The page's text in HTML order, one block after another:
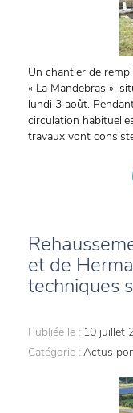
Un chantier de
« La Mandebras »,
lundi 3 août.
circulation
travaux vont
et de
techniques
Publiée le : 10 juillet
Catégorie : Actus